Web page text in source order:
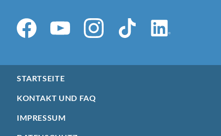
STARTSEITE
KONTAKT UND FAQ
IMPRESSUM